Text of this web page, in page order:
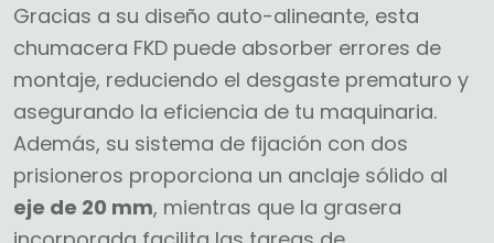
Gracias a su diseño auto-alineante, esta
chumacera FKD puede absorber errores de
montaje, reduciendo el desgaste prematuro y
asegurando la eficiencia de tu maquinaria.
Además, su sistema de fijación con dos
prisioneros proporciona un anclaje sólido al
eje de 20 mm, mientras que la grasera